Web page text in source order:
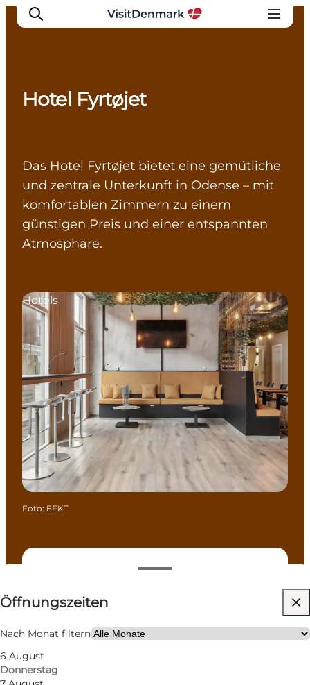
Erlebnisse
Unterkünfte
Reiseplanung
Hotel Fyrtøjet
Das Hotel Fyrtøjet bietet eine gemütliche
und zentrale Unterkunft in Odense – mit
komfortablen Zimmern zu einem
günstigen Preis und einer entspannten
Atmosphäre.
Öffnungszeiten anzeigen
Öffnungszeiten
Nach Monat filtern
6 August
Donnerstag
54 rooms
106 beds
Hotels
Foto: EFKT